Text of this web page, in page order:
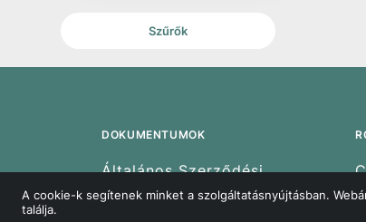
A cookie-k segítenek minket a szolgáltatásnyújtásban.
találja.
Szűrők
DOKUMENTUMOK
Általános Szerződési
Feltételek